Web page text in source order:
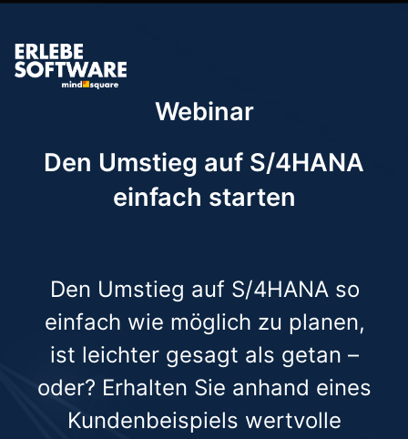
Webinar
Den Umstieg auf S/4HANA
einfach starten
Den Umstieg auf S/4HANA so
einfach wie möglich zu planen,
ist leichter gesagt als getan –
oder? Erhalten Sie anhand eines
Kundenbeispiels wertvolle